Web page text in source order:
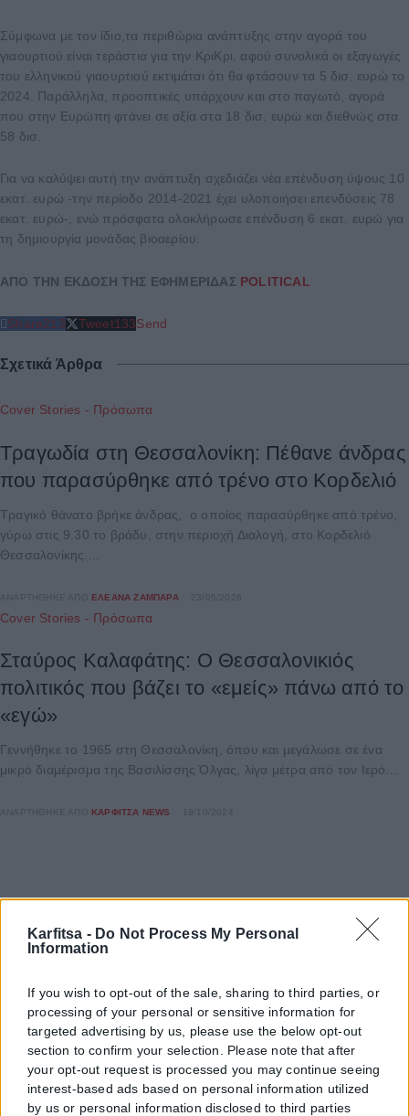
Karfitsa - Do Not Process My Personal
Information
If you wish to opt-out of the sale, sharing to third parties, or
processing of your personal or sensitive information for
targeted advertising by us, please use the below opt-out
section to confirm your selection. Please note that after
your opt-out request is processed you may continue seeing
interest-based ads based on personal information utilized
by us or personal information disclosed to third parties
Σύμφωνα με τον ίδιο,τα περιθώρια ανάπτυξης στην αγορά του
γιαουρτιού είναι τεράστια για την ΚριΚρι, αφού συνολικά οι εξαγωγές
του ελληνικού γιαουρτιού εκτιμάται ότι θα φτάσουν τα 5 δισ. ευρώ το
2024. Παράλληλα, προοπτικές υπάρχουν και στο παγωτό, αγορά
που στην Ευρώπη φτάνει σε αξία στα 18 δισ. ευρώ και διεθνώς στα
58 δισ.
Για να καλύψει αυτή την ανάπτυξη σχεδιάζει νέα επένδυση ύψους 10
εκατ. ευρώ -την περίοδο 2014-2021 έχει υλοποιήσει επενδύσεις 78
εκατ. ευρώ-, ενώ πρόσφατα ολοκλήρωσε επένδυση 6 εκατ. ευρώ για
τη δημιουργία μονάδας βιοαερίου.
ΑΠΟ ΤΗΝ ΕΚΔΟΣΗ ΤΗΣ ΕΦΗΜΕΡΙΔΑΣ POLITICAL
Share213 Tweet133Send
Σχετικά Άρθρα
Cover Stories - Πρόσωπα
Τραγωδία στη Θεσσαλονίκη: Πέθανε άνδρας
που παρασύρθηκε από τρένο στο Κορδελιό
Τραγικό θάνατο βρήκε άνδρας, ο οποίος παρασύρθηκε από τρένο,
γύρω στις 9.30 το βράδυ, στην περιοχή Διαλογή, στο Κορδελιό
Θεσσαλονίκης....
ΑΝΑΡΤΉΘΗΚΕ ΑΠΌ ΕΛΕΆΝΑ ΖΑΜΠΆΡΑ
Cover Stories - Πρόσωπα
Σταύρος Καλαφάτης: Ο Θεσσαλονικιός
πολιτικός που βάζει το «εμείς» πάνω από το
«εγώ»
Γεννήθηκε το 1965 στη Θεσσαλονίκη, όπου και μεγάλωσε σε ένα
μικρό διαμέρισμα της Βασιλίσσης Όλγας, λίγα μέτρα από τον Ιερό...
ΑΝΑΡΤΉΘΗΚΕ ΑΠΌ ΚΑΡΦΙΤΣΑ NEWS 19/10/2024